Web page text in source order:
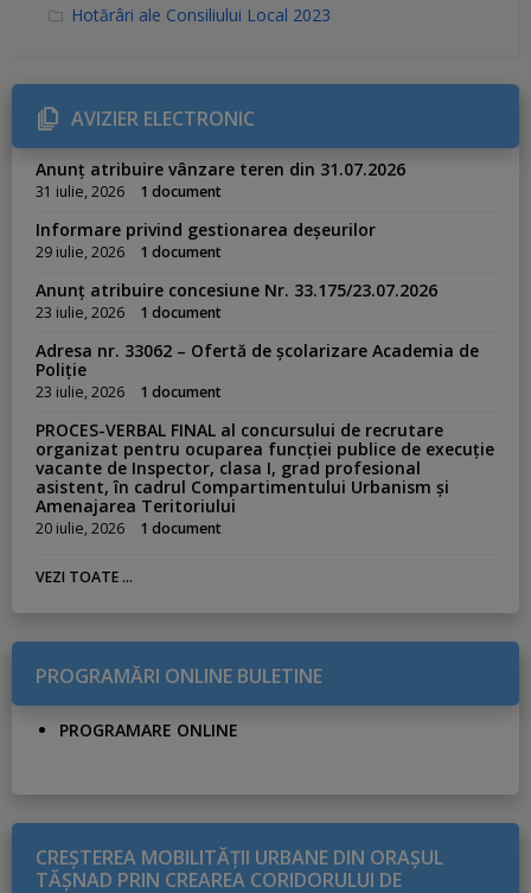
C
r
i
e
s
Hotărâri ale Consiliului Local 2023
AVIZIER ELECTRONIC
Anunț atribuire vânzare teren din 31.07.2026
31 iulie, 2026 1 document
Informare privind gestionarea deșeurilor
29 iulie, 2026 1 document
Anunț atribuire concesiune Nr. 33.175/23.07.2026
23 iulie, 2026 1 document
Adresa nr. 33062 – Ofertă de școlarizare Academia de
Poliție
23 iulie, 2026 1 document
PROCES-VERBAL FINAL al concursului de recrutare
organizat pentru ocuparea funcției publice de execuție
vacante de Inspector, clasa I, grad profesional
asistent, în cadrul Compartimentului Urbanism și
Amenajarea Teritoriului
20 iulie, 2026 1 document
VEZI TOATE ...
PROGRAMĂRI ONLINE BULETINE
PROGRAMARE ONLINE
CREŞTEREA MOBILITĂŢII URBANE DIN ORAŞUL
TĂŞNAD PRIN CREAREA CORIDORULUI DE